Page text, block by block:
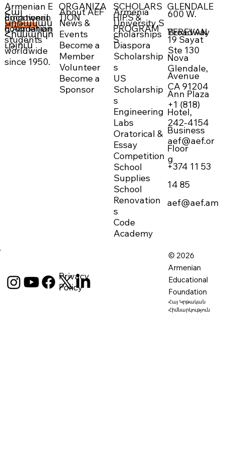
© 2026
Armenian
Educational
Foundation
Հայ Կրթական
Հիմնարկություն
Privacy
Policy
19 Sayat
Nova
Avenue
Ann Plaza
Hotel,
Business
Floor
+374 11 53
14 85
aef@aef.am
YEREVAN
600 W.
Broadway
Ste 130
Glendale,
CA 91204
+1 (818)
242-4154
aef@aef.or
g
GLENDALE
Armenia
University S
cholarships
Diaspora
Scholarship
s
US
Scholarship
s
Engineering
Labs
Oratorical &
Essay
Competition
School
Supplies
School
Renovation
s
Code
Academy
SCHOLARS
HIPS &
PROGRAM
S
About AEF
News &
Events
Become a
Member
Volunteer
Become a
Sponsor
ORGANIZA
TION
DONATE NOW →
Empowerin
g Armenian
students
worldwide
since 1950.
Հայ
Կրթական
Հիմնարկո
ւթյուն
Armenian E
ducational
Foundation